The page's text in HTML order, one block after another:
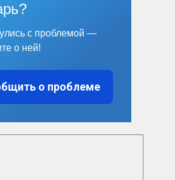
с проблемой —
о ней!
о проблеме